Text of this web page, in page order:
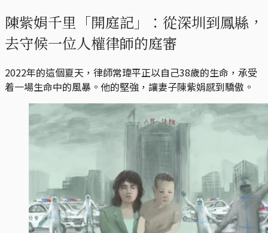
陳紫娟千里「開庭記」：從深圳到鳳縣，
去守候一位人權律師的庭審
2022年的這個夏天，律師常瑋平正以自己38歲的生命，承受
着一場生命中的風暴。他的堅強，讓妻子陳紫娟感到驕傲。